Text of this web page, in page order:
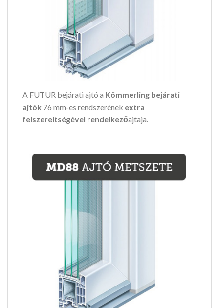
A FUTUR bejárati ajtó a Kömmerling bejárati
ajtók 76 mm-es rendszerének extra
felszereltségével rendelkezőajtaja.